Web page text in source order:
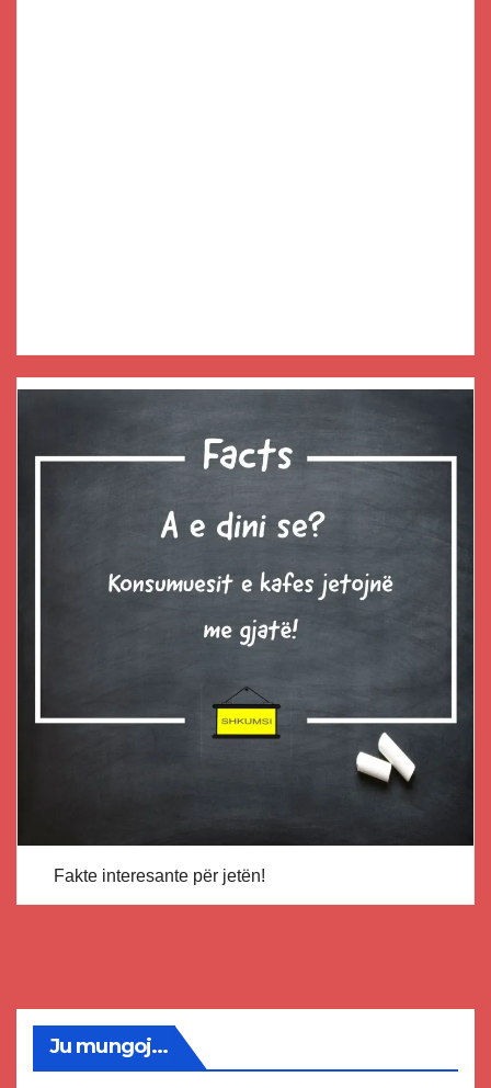
Fakte interesante për jetën!
Ju mungoj...